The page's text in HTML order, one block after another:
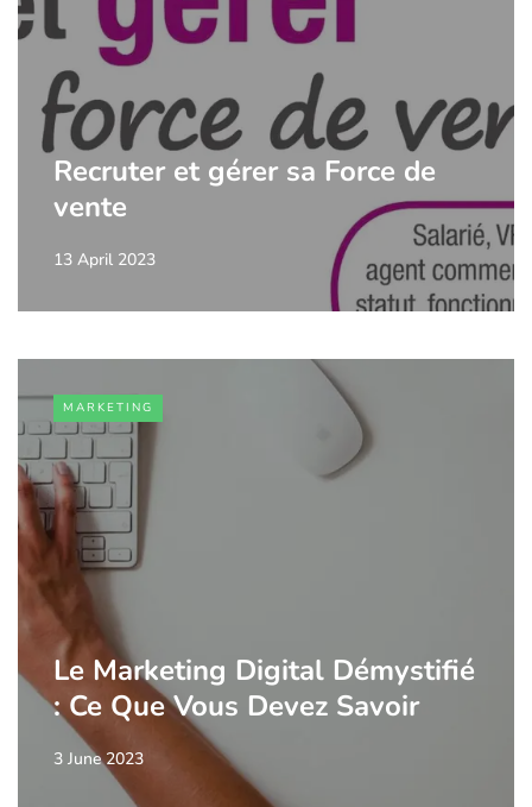
Recruter et gérer sa Force de
vente
13 April 2023
MARKETING
Le Marketing Digital Démystifié
: Ce Que Vous Devez Savoir
3 June 2023